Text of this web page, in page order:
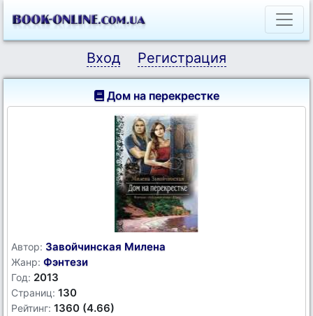
Вход Регистрация
Дом на перекрестке
Автор: Завойчинская Милена
Жанр: Фэнтези
Год: 2013
Страниц: 130
Рейтинг: 1360 (4.66)